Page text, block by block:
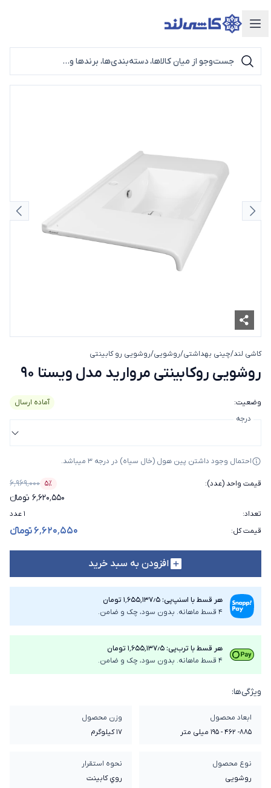
دسته‌بندی محصولات
اسلاید قبلی
کاشی لند/چینی بهداشتی/روشویی/روشویی رو کابینتی
روشویی روکابینتی مروارید مدل ویستا 90
وضعیت:
آماده ارسال
درجه
احتمال وجود داشتن پین هول (خال سیاه) در درجه 3 میباشد.
قیمت واحد (عدد): ۵٪
درصد تخفیف
۶٬۹۶۹٬۰۰۰
۶٬۶۲۰٬۵۵۰ تومانء
تعداد:
۱ عدد
قیمت کل: ۶٬۶۲۰٬۵۵۰ تومانء
افزودن به سبد خرید
هر قسط با اسنپ‌پی: ۱٬۶۵۵٬۱۳۷٫۵ تومان
4 قسط ماهانه. بدون سود، چک و ضامن.
هر قسط با ترب‌پی: ۱٬۶۵۵٬۱۳۷٫۵ تومان
4 قسط ماهانه. بدون سود، چک و ضامن.
ویژگی‌ها:
ابعاد محصول
885- 462 - 195 میلی متر
وزن محصول
17 کیلوگرم
نوع محصول
روشویی
نحوه استقرار
روي کابينت